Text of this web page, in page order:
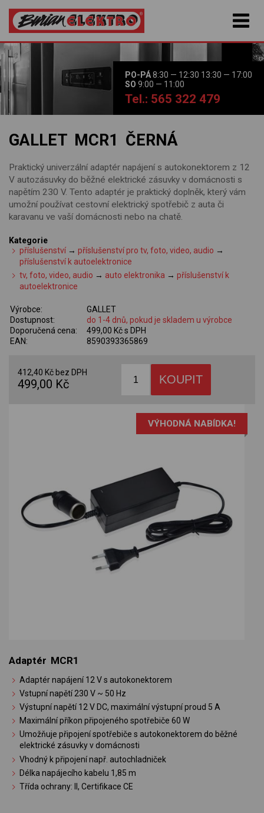
PO-PÁ8:30 — 12:30 13:30 — 17:00
SO 9:00 — 11:00
Tel.: 565 322 479
GALLET MCR1 ČERNÁ
Praktický univerzální adaptér napájení s autokonektorem z 12
V autozásuvky do běžné elektrické zásuvky v domácnosti s
napětím 230 V. Tento adaptér je praktický doplněk, který vám
umožní používat cestovní elektrický spotřebič z auta či
karavanu ve vaší domácnosti nebo na chatě.
Kategorie
příslušenství →příslušenství pro tv, foto, video, audio →
příslušenství k autoelektronice
tv, foto, video, audio → auto elektronika →příslušenství k
autoelektronice
Výrobce:
GALLET
Dostupnost:
do 1-4 dnů, pokud je skladem u výrobce
Doporučená cena:
499,00 Kč s DPH
EAN:
8590393365869
412,40 Kč bez DPH
499,00 Kč
VÝHODNÁ NABÍDKA!
Adaptér MCR1
Adaptér napájení 12 V s autokonektorem
Vstupní napětí 230 V ~ 50 Hz
Výstupní napětí 12 V DC, maximální výstupní proud 5 A
Maximální příkon připojeného spotřebiče 60 W
Umožňuje připojení spotřebiče s autokonektorem do běžné
elektrické zásuvky v domácnosti
Vhodný k připojení např. autochladniček
Délka napájecího kabelu 1,85 m
Třída ochrany: II, Certifikace CE